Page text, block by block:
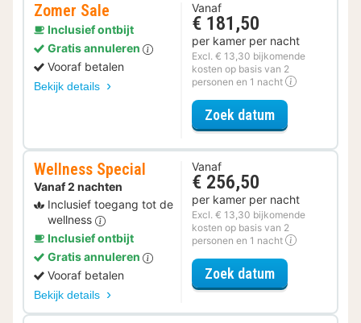
Zomer Sale
Inclusief ontbijt
Gratis annuleren
Vooraf betalen
Bekijk details
Vanaf
€ 181,50
per kamer per nacht
Excl. € 13,30 bijkomende
kosten op basis van 2
personen en 1 nacht
Zoek datumvoor Zomer
Wellness Special
Vanaf 2 nachten
Inclusief toegang tot de
wellness
Inclusief ontbijt
Gratis annuleren
Vooraf betalen
Bekijk details
Vanaf
€ 256,50
per kamer per nacht
Excl. € 13,30 bijkomende
kosten op basis van 2
personen en 1 nacht
Zoek datumvoor Wellness